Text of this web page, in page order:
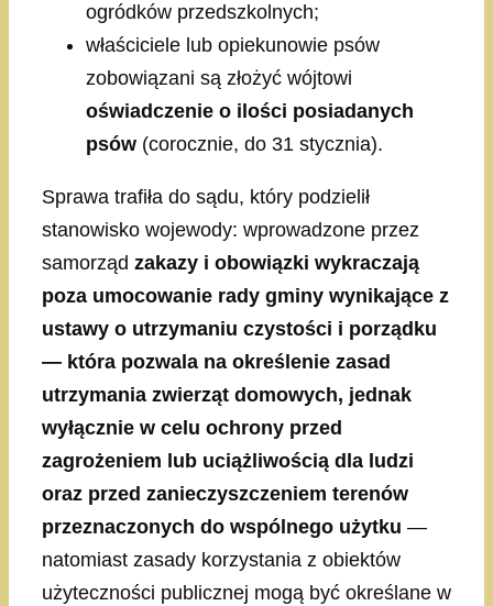
ogródków przedszkolnych;
właściciele lub opiekunowie psów
zobowiązani są złożyć wójtowi
oświadczenie o ilości posiadanych
psów (corocznie, do 31 stycznia).
Sprawa trafiła do sądu, który podzielił
stanowisko wojewody: wprowadzone przez
samorząd zakazy i obowiązki wykraczają
poza umocowanie rady gminy wynikające z
ustawy o utrzymaniu czystości i porządku
— która pozwala na określenie zasad
utrzymania zwierząt domowych, jednak
wyłącznie w celu ochrony przed
zagrożeniem lub uciążliwością dla ludzi
oraz przed zanieczyszczeniem terenów
przeznaczonych do wspólnego użytku —
natomiast zasady korzystania z obiektów
użyteczności publicznej mogą być określane w